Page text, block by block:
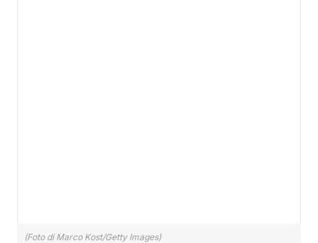
(Foto di Marco Kost/Getty Images)